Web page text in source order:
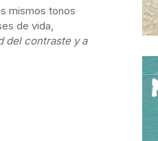
mismos tonos
de vida,
del contraste y a